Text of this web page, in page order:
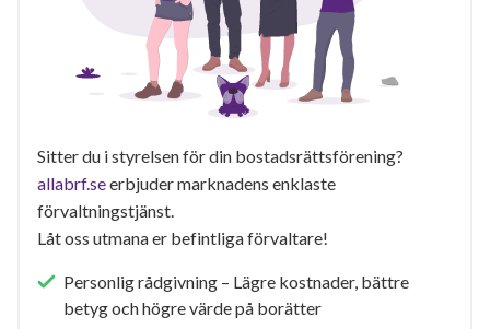
Sitter du i styrelsen för din bostadsrättsförening?
allabrf.seerbjuder marknadens enklaste
förvaltningstjänst.
Låt oss utmana er befintliga förvaltare!
Personlig rådgivning – Lägre kostnader, bättre
betyg och högre värde på borätter